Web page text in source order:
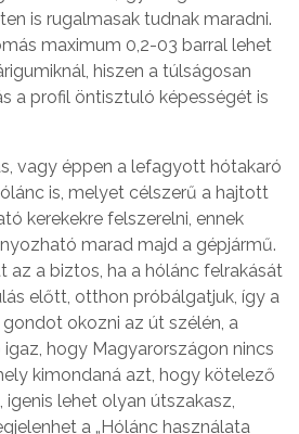
is rugalmasak tudnak maradni.
maximum 0,2-03 barral lehet
hiszen a túlságosan
a profil öntisztuló képességét is
vagy éppen a lefagyott hótakaró
is, melyet célszerű a hajtott
kerekekre felszerelni, ennek
marad majd a gépjármű.
az a biztos, ha a hólánc felrakását
előtt, otthon próbálgatjuk, így a
okozni az út szélén, a
igaz, hogy Magyarországon nincs
kimondaná azt, hogy kötelező
igenis lehet olyan útszakasz,
a „Hólánc használata